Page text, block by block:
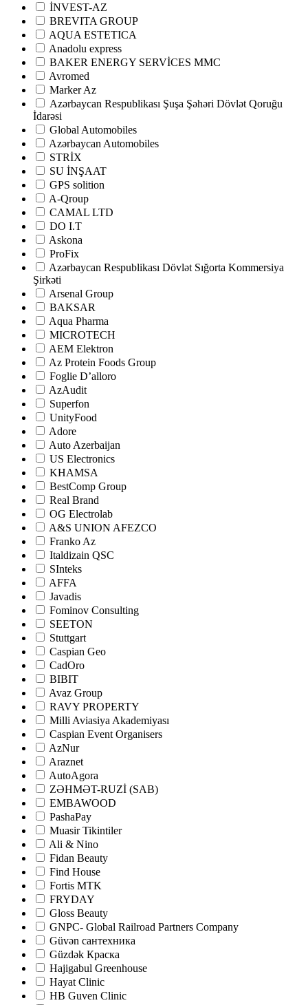
İNVEST-AZ
BREVITA GROUP
AQUA ESTETICA
Anadolu express
BAKER ENERGY SERVİCES MMC
Avromed
Marker Az
Аzərbaycan Respublikası Şuşa Şəhəri Dövlət Qoruğu
İdarəsi
Global Automobiles
Azərbaycan Automobiles
STRİX
SU İNŞAAT
GPS solition
A-Qroup
CAMAL LTD
DO I.T
Askona
ProFix
Azərbaycan Respublikası Dövlət Sığorta Kommersiya
Şirkəti
Arsenal Group
BAKSAR
Aqua Pharma
MICROTECH
AEM Elektron
Az Protein Foods Group
Foglie D’alloro
AzAudit
Superfon
UnityFood
Adore
Auto Azerbaijan
US Electronics
KHAMSA
BestComp Group
Real Brand
OG Electrolab
A&S UNION AFEZCO
Franko Az
Italdizain QSC
SInteks
AFFA
Javadis
Fominov Consulting
SEETON
Stuttgart
Caspian Geo
CadOro
BIBIT
Avaz Group
RAVY PROPERTY
Milli Aviasiya Akademiyası
Caspian Event Organisers
AzNur
Araznet
AutoAgora
ZƏHMƏT-RUZİ (SAB)
EMBAWOOD
PashaPay
Muasir Tikintiler
Ali & Nino
Fidan Beauty
Find House
Fortis MTK
FRYDAY
Gloss Beauty
GNPC- Global Railroad Partners Company
Güvən сантехника
Güzdək Краска
Hajigabul Greenhouse
Hayat Clinic
HB Guven Clinic